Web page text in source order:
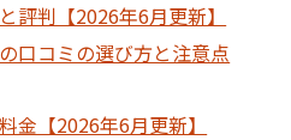
評判【2026年6月更新】
口コミの選び方と注意点
金【2026年6月更新】